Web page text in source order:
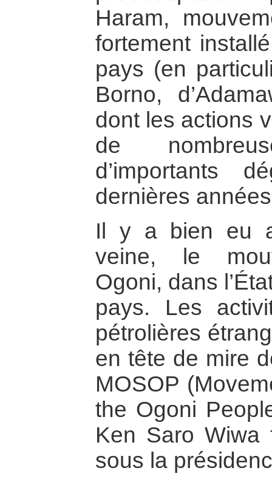
Haram,
fortement
pays (en
Borno,
dont les actions
de
d’importants
dernières
Il y a bien eu
veine, le
Ogoni, dans
pays. Les
pétrolières
en tête de mire
MOSOP
the Ogoni
Ken Saro Wiwa
sous la